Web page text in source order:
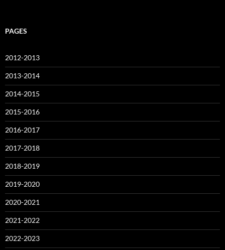
PAGES
2012-2013
2013-2014
2014-2015
2015-2016
2016-2017
2017-2018
2018-2019
2019-2020
2020-2021
2021-2022
2022-2023